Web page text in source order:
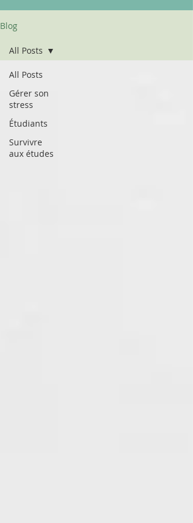
Blog
All Posts
Gérer son
stress
Étudiants
Survivre
aux études
All Posts